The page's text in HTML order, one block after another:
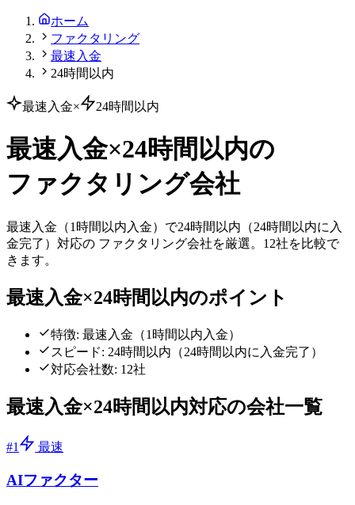
ホーム
ファクタリング
最速入金
24時間以内
最速入金× 24時間以内
最速入金×24時間以内の
ファクタリング会社
最速入金 （1時間以内入金）で24時間以内 （24時間以内に入
金完了 ）対応の ファクタリング会社を厳選。 12社を比較で
きます。
最速入金×24時間以内のポイント
特徴: 最速入金 （1時間以内入金）
スピード: 24時間以内 （24時間以内に入金完了 ）
対応会社数: 12社
最速入金×24時間以内対応の会社一覧
#1 最速
AIファクター